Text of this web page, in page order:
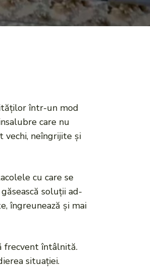
într-un mod
care nu
vechi, neîngrijite și
cu care se
soluții ad-
îngreunează și mai
frecvent întâlnită.
situației.